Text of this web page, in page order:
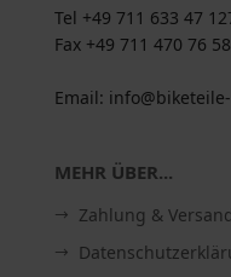
Tel +49 711 633 47
Fax +49 711 470 76
Email:
MEHR ÜBER...
Zahlung & Versand